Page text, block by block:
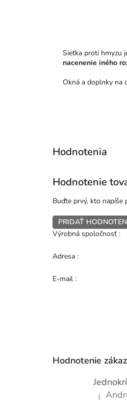
Sieťka proti hmyzu
nacenenie iného
Okná a doplnky na
Hodnotenie
Buďte prvý, kto napíše
PRIDAŤ
Výrobná spoločnosť :
Adresa :
E-mail :
Hodnotenie
|